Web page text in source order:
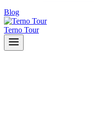
Blog
Terno Tour